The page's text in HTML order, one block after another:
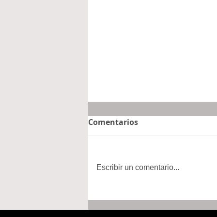
Interrupciones en la venta
de aguacates por amenaza
Comentarios
Escribir un comentario...